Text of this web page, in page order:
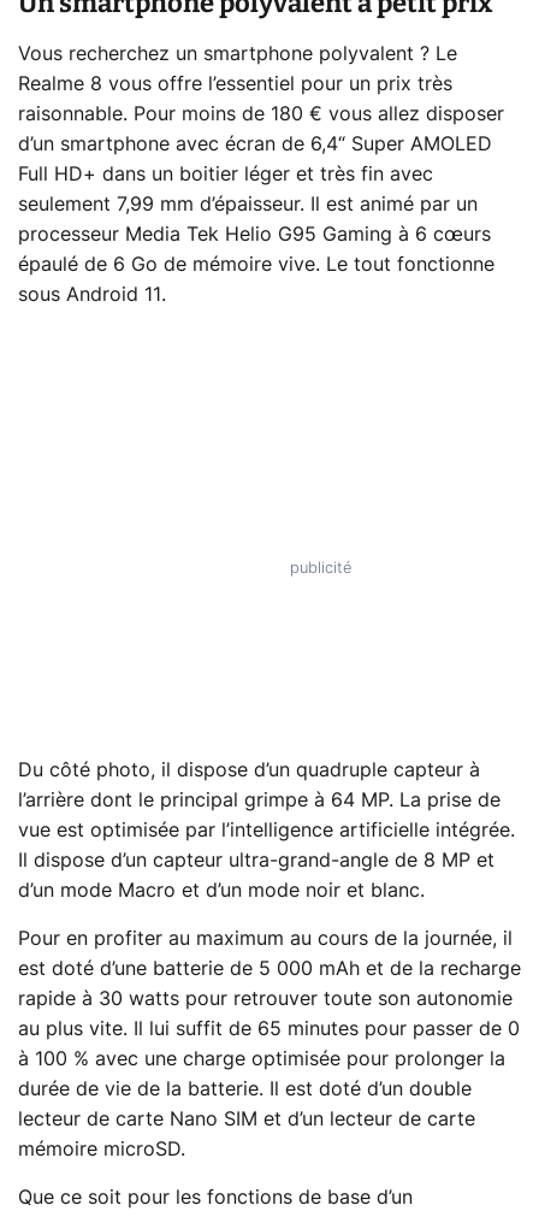
Vous recherchez un smartphone polyvalent ? Le
Realme 8 vous offre l’essentiel pour un prix très
raisonnable. Pour moins de 180 € vous allez disposer
d’un smartphone avec écran de 6,4“ Super AMOLED
Full HD+ dans un boitier léger et très fin avec
seulement 7,99 mm d’épaisseur. Il est animé par un
processeur Media Tek Helio G95 Gaming à 6 cœurs
épaulé de 6 Go de mémoire vive. Le tout fonctionne
sous Android 11.
Du côté photo, il dispose d’un quadruple capteur à
l’arrière dont le principal grimpe à 64 MP. La prise de
vue est optimisée par l’intelligence artificielle intégrée.
Il dispose d’un capteur ultra-grand-angle de 8 MP et
d’un mode Macro et d’un mode noir et blanc.
Pour en profiter au maximum au cours de la journée, il
est doté d’une batterie de 5 000 mAh et de la recharge
rapide à 30 watts pour retrouver toute son autonomie
au plus vite. Il lui suffit de 65 minutes pour passer de 0
à 100 % avec une charge optimisée pour prolonger la
durée de vie de la batterie. Il est doté d’un double
lecteur de carte Nano SIM et d’un lecteur de carte
mémoire microSD.
Que ce soit pour les fonctions de base d’un